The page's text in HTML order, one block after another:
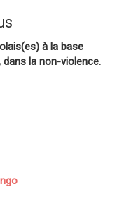
à la base
la non-violence.